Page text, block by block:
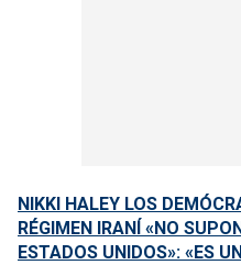
NIKKI HALEY LOS
RÉGIMEN IRANÍ «NO
ESTADOS UNIDOS»: «ES